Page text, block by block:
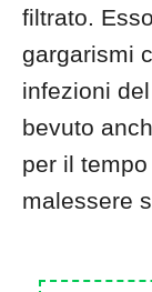
filtrato.
gargarismi
infezioni
bevuto
per il
malessere